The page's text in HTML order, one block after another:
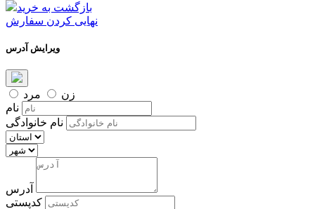
بازگشت به خرید
نهایی کردن سفارش
ویرایش آدرس
زن
مرد
نام
نام خانوادگی
آدرس
کدپستی